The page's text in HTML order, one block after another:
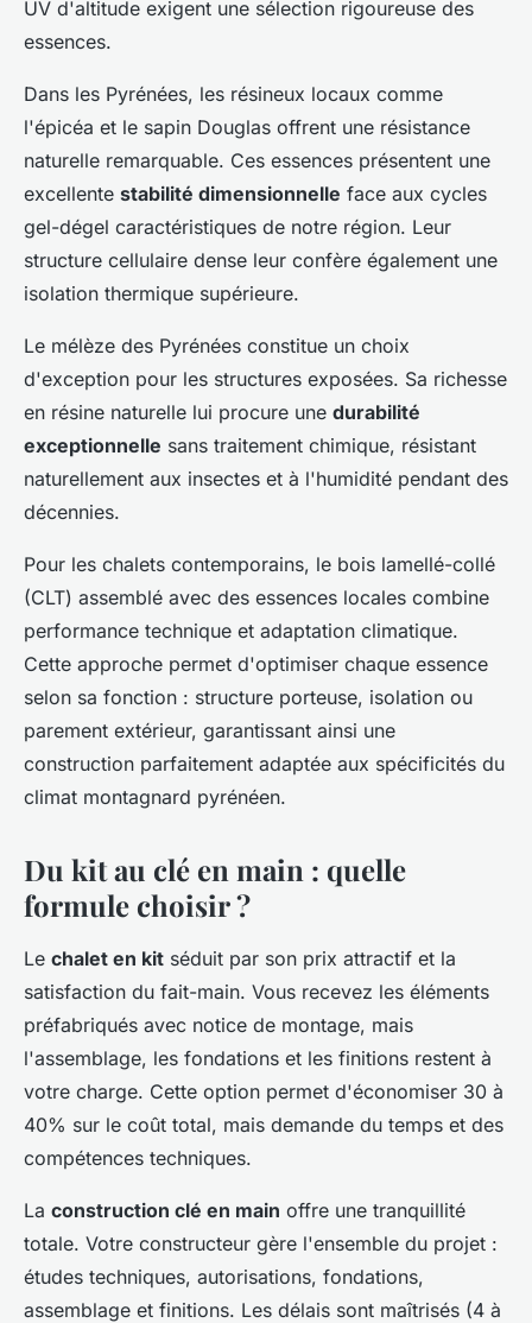
UV d'altitude exigent une sélection rigoureuse des
essences.
Dans les Pyrénées, les résineux locaux comme
l'épicéa et le sapin Douglas offrent une résistance
naturelle remarquable. Ces essences présentent une
excellente stabilité dimensionnelle face aux cycles
gel-dégel caractéristiques de notre région. Leur
structure cellulaire dense leur confère également une
isolation thermique supérieure.
Le mélèze des Pyrénées constitue un choix
d'exception pour les structures exposées. Sa richesse
en résine naturelle lui procure une durabilité
exceptionnelle sans traitement chimique, résistant
naturellement aux insectes et à l'humidité pendant des
décennies.
Pour les chalets contemporains, le bois lamellé-collé
(CLT) assemblé avec des essences locales combine
performance technique et adaptation climatique.
Cette approche permet d'optimiser chaque essence
selon sa fonction : structure porteuse, isolation ou
parement extérieur, garantissant ainsi une
construction parfaitement adaptée aux spécificités du
climat montagnard pyrénéen.
Du kit au clé en main : quelle
formule choisir ?
Le chalet en kit séduit par son prix attractif et la
satisfaction du fait-main. Vous recevez les éléments
préfabriqués avec notice de montage, mais
l'assemblage, les fondations et les finitions restent à
votre charge. Cette option permet d'économiser 30 à
40% sur le coût total, mais demande du temps et des
compétences techniques.
La construction clé en main offre une tranquillité
totale. Votre constructeur gère l'ensemble du projet :
études techniques, autorisations, fondations,
assemblage et finitions. Les délais sont maîtrisés (4 à